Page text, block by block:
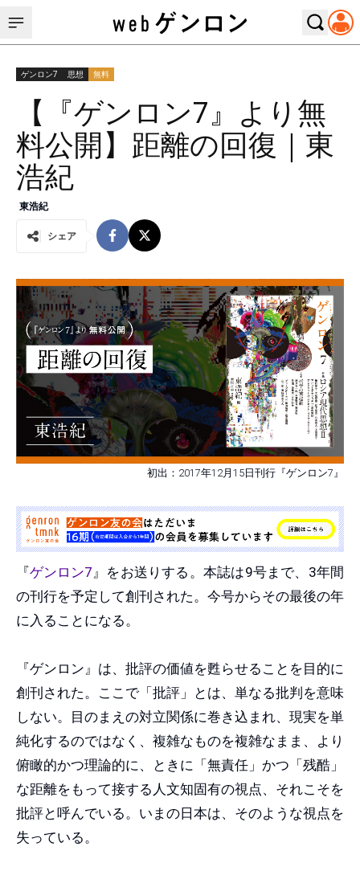
ゲンロン7 思想 無料
【『ゲンロン7』より無
料公開】距離の回復｜東
浩紀
東浩紀
シェア
初出：2017年12月15日刊行『ゲンロン7』
『ゲンロン7 』をお送りする。本誌は9号まで、3年間
の刊行を予定して創刊された。今号からその最後の年
に入ることになる。
『ゲンロン』は、批評の価値を甦らせることを目的に
創刊された。ここで「批評」とは、単なる批判を意味
しない。目のまえの対立関係に巻き込まれ、現実を単
純化するのではなく、複雑なものを複雑なまま、より
俯瞰的かつ理論的に、ときに「無責任」かつ「残酷」
な距離をもって接する人文知固有の視点、それこそを
批評と呼んでいる。いまの日本は、そのような視点を
失っている。